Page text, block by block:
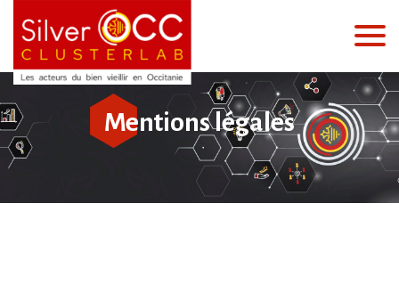
Mentions légales